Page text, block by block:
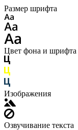
Размер шрифта
Цвет фона и шрифта
Изображения
Озвучивание текста